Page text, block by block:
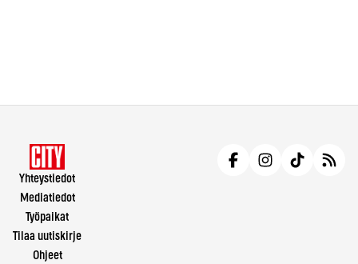
Yhteystiedot
Mediatiedot
Työpaikat
Tilaa uutiskirje
Ohjeet